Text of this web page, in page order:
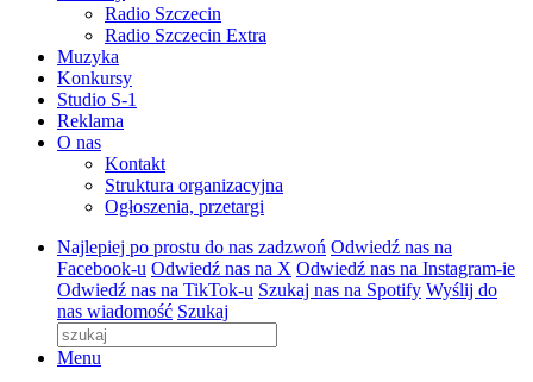
Radio Szczecin
Radio Szczecin Extra
Muzyka
Konkursy
Studio S-1
Reklama
O nas
Kontakt
Struktura organizacyjna
Ogłoszenia, przetargi
Najlepiej po prostu do nas zadzwoń Odwiedź nas na
Facebook-u Odwiedź nas na X Odwiedź nas na Instagram-ie
Odwiedź nas na TikTok-u Szukaj nas na Spotify Wyślij do
nas wiadomość Szukaj
Menu